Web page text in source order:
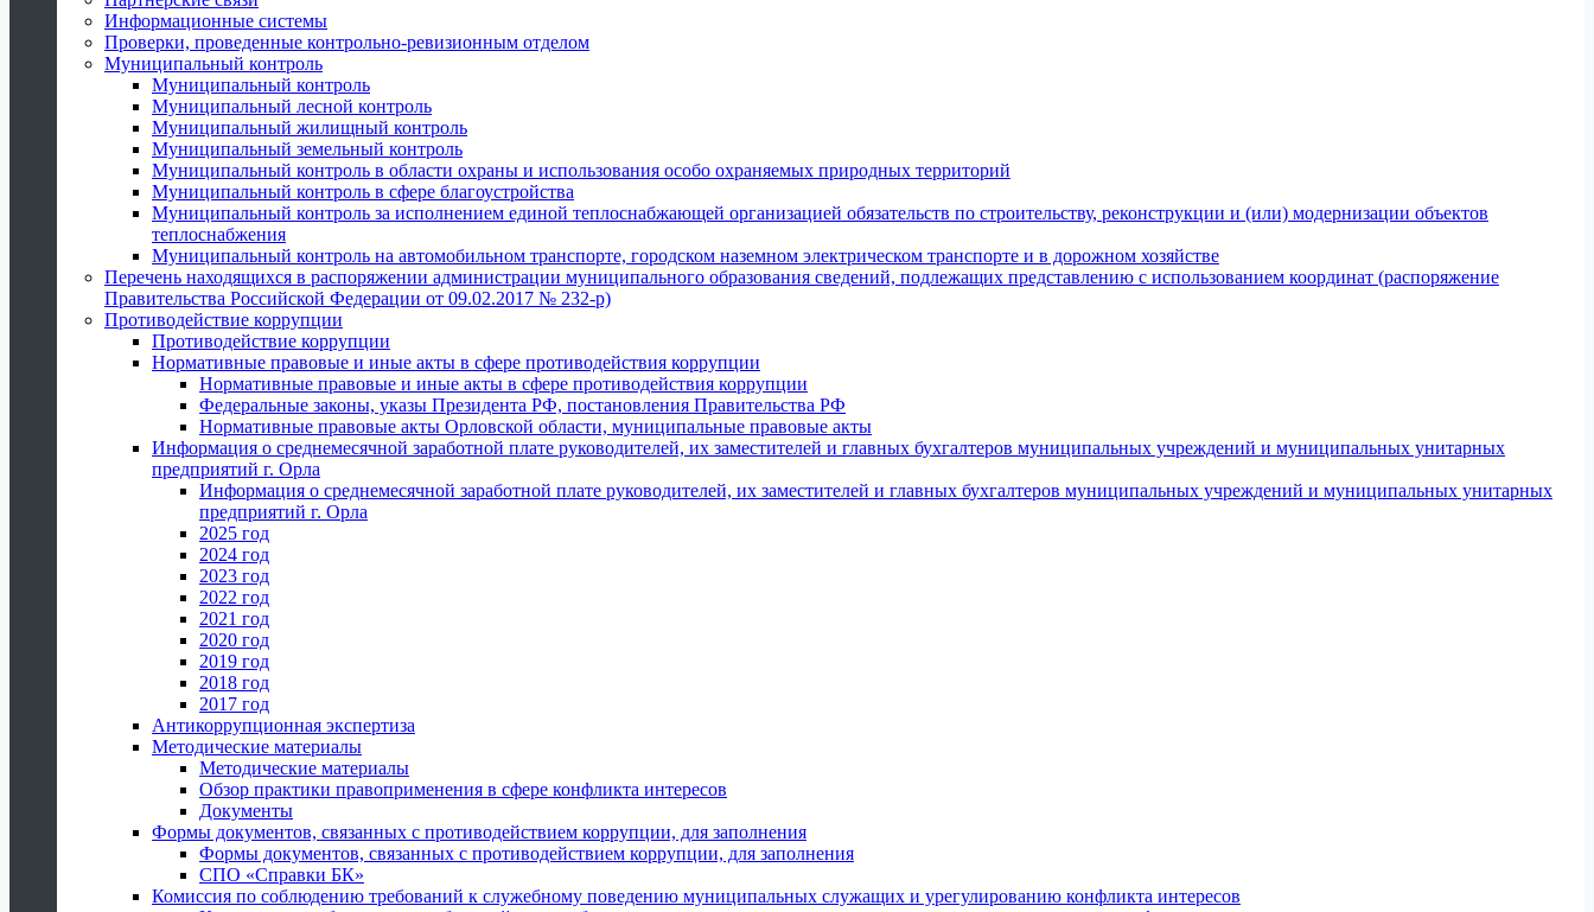
Информационные системы
Проверки, проведенные контрольно-ревизионным отделом
Муниципальный контроль
Муниципальный контроль
Муниципальный лесной контроль
Муниципальный жилищный контроль
Муниципальный земельный контроль
Муниципальный контроль в области охраны и использования особо охраняемых природных территорий
Муниципальный контроль в сфере благоустройства
Муниципальный контроль за исполнением единой теплоснабжающей организацией обязательств по строительству, реконструкции и (или) модернизации объектов
теплоснабжения
Муниципальный контроль на автомобильном транспорте, городском наземном электрическом транспорте и в дорожном хозяйстве
Перечень находящихся в распоряжении администрации муниципального образования сведений, подлежащих представлению с использованием координат (распоряжение
Правительства Российской Федерации от 09.02.2017 № 232-р)
Противодействие коррупции
Противодействие коррупции
Нормативные правовые и иные акты в сфере противодействия коррупции
Нормативные правовые и иные акты в сфере противодействия коррупции
Федеральные законы, указы Президента РФ, постановления Правительства РФ
Нормативные правовые акты Орловской области, муниципальные правовые акты
Информация о среднемесячной заработной плате руководителей, их заместителей и главных бухгалтеров муниципальных учреждений и муниципальных унитарных
предприятий г. Орла
Информация о среднемесячной заработной плате руководителей, их заместителей и главных бухгалтеров муниципальных учреждений и муниципальных унитарных
предприятий г. Орла
2025 год
2024 год
2023 год
2022 год
2021 год
2020 год
2019 год
2018 год
2017 год
Антикоррупционная экспертиза
Методические материалы
Методические материалы
Обзор практики правоприменения в сфере конфликта интересов
Документы
Формы документов, связанных с противодействием коррупции, для заполнения
Формы документов, связанных с противодействием коррупции, для заполнения
СПО «Справки БК»
Комиссия по соблюдению требований к служебному поведению муниципальных служащих и урегулированию конфликта интересов